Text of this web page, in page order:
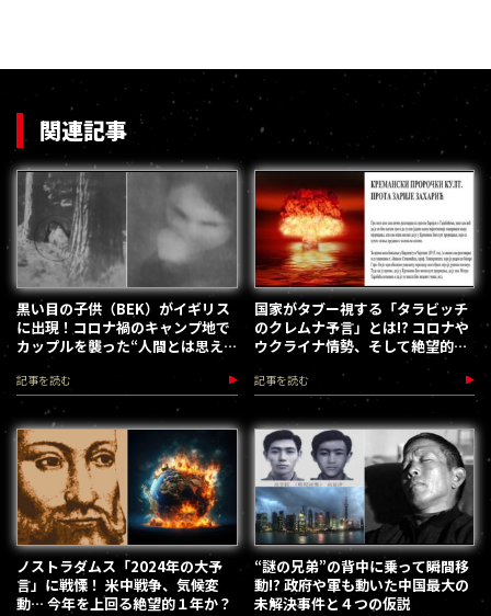
関連記事
黒い目の子供（BEK）がイギリス
に出現！コロナ禍のキャンプ地で
カップルを襲った“人間とは思え
ない少女”
記事を読む
国家がタブー視する「タラビッチ
のクレムナ予言」とは!? コロナや
ウクライナ情勢、そして絶望的未
記事を読む
ノストラダムス「2024年の大予
言」に戦慄！ 米中戦争、気候変
動… 今年を上回る絶望的１年か？
“謎の兄弟”の背中に乗って瞬間移
動!? 政府や軍も動いた中国最大の
未解決事件と４つの仮説